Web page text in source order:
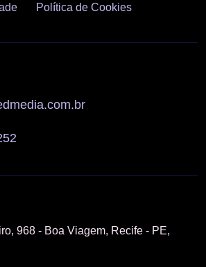
Política de Cookies
968 - Boa Viagem, Recife - PE,